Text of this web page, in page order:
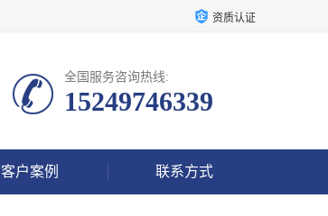
资质认证
全国服务咨询热线:
15249746339
客户案例 联系方式